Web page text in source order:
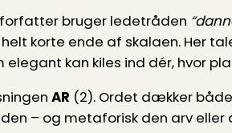
bruger ledetråden
korte ende af skalaen. Her
elegant kan kiles ind dér, hvor
AR (2). Ordet dækker
– og metaforisk den arv